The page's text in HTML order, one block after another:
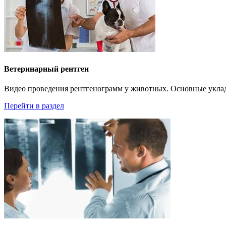
Ветеринарный рентген
Видео проведения рентгенограмм у животных. Основные
Перейти в раздел